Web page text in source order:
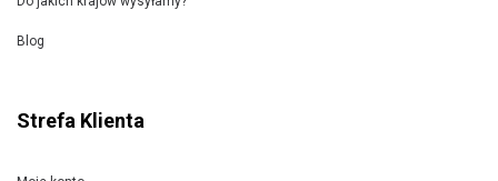
Blog
Strefa Klienta